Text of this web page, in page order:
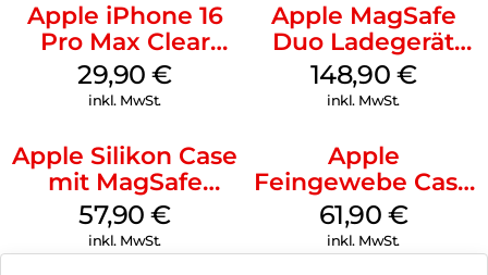
Apple iPhone 16
Pro Max Clear
Case MagSafe
Transparent
29,90€
inkl. MwSt.
Apple MagSafe
Duo Ladegerät
Weiß
148,90 €
inkl. MwSt.
Apple Silikon Case
mit MagSafe
iPhone 14 Pro
(PRODUCT)RED
57,90€
inkl. MwSt.
Apple
Feingewebe Case
iPhone 15 Pro
MagSafe Schwarz
61,90 €
inkl. MwSt.